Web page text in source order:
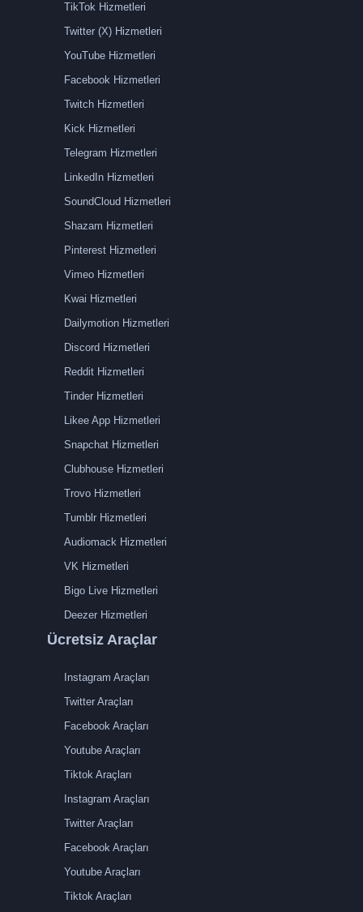
TikTok Hizmetleri
Twitter (X) Hizmetleri
YouTube Hizmetleri
Facebook Hizmetleri
Twitch Hizmetleri
Kick Hizmetleri
Telegram Hizmetleri
LinkedIn Hizmetleri
SoundCloud Hizmetleri
Shazam Hizmetleri
Pinterest Hizmetleri
Vimeo Hizmetleri
Kwai Hizmetleri
Dailymotion Hizmetleri
Discord Hizmetleri
Reddit Hizmetleri
Tinder Hizmetleri
Likee App Hizmetleri
Snapchat Hizmetleri
Clubhouse Hizmetleri
Trovo Hizmetleri
Tumblr Hizmetleri
Audiomack Hizmetleri
VK Hizmetleri
Bigo Live Hizmetleri
Deezer Hizmetleri
Ücretsiz Araçlar
Instagram Araçları
Twitter Araçları
Facebook Araçları
Youtube Araçları
Tiktok Araçları
Instagram Araçları
Twitter Araçları
Facebook Araçları
Youtube Araçları
Tiktok Araçları